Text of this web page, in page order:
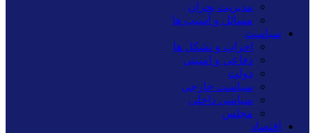
مدیریت بحران
مسائل و آسیب ها
سیاست
احزاب و تشکل ها
دفاعی و امنیتی
دولت
سیاست خارجی
سیاسی داخلی
مجلس
اقتصاد